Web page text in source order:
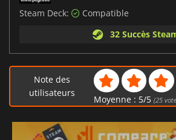
Steam Deck:
Compatible
32 Succès
Note des
utilisateurs
Moyenne : 5/5 (25